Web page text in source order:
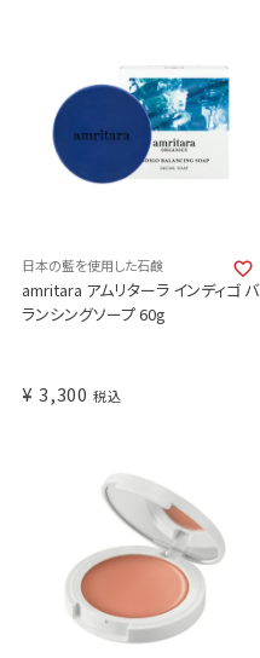
日本の藍を使用した石鹸
amritara アムリターラ インディゴ バ
ランシングソープ 60g
¥ 3,300 税込